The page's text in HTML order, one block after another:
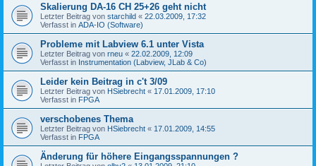
Skalierung DA-16 CH 25+26 geht nicht
Letzter Beitrag von starchild « 22.03.2009, 17:32
Verfasst in ADA-IO (Software)
Probleme mit Labview 6.1 unter Vista
Letzter Beitrag von rneu « 22.02.2009, 12:09
Verfasst in Instrumentation (Labview, JLab & Co)
Leider kein Beitrag in c't 3/09
Letzter Beitrag von HSiebrecht « 17.01.2009, 17:10
Verfasst in FPGA
verschobenes Thema
Letzter Beitrag von HSiebrecht « 17.01.2009, 14:55
Verfasst in FPGA
Änderung für höhere Eingangsspannungen ?